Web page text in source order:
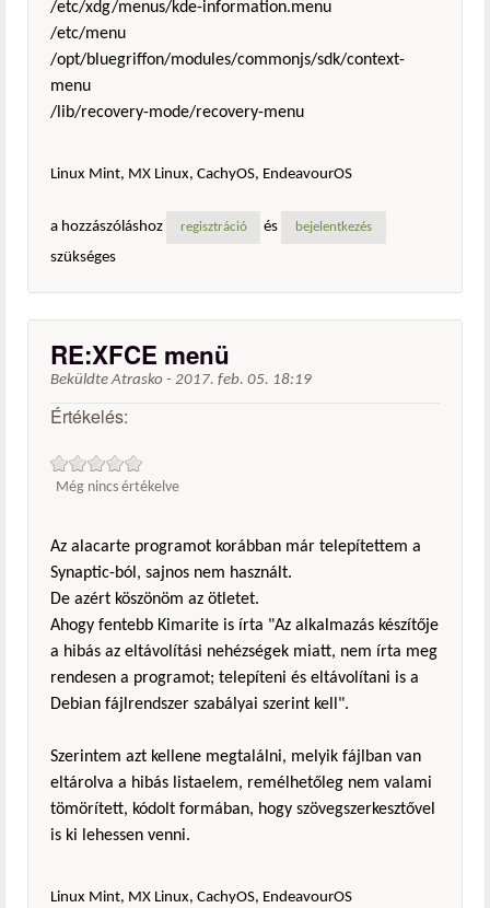
/etc/xdg/menus/kde-information.menu
/etc/menu
/opt/bluegriffon/modules/commonjs/sdk/context-
menu
/lib/recovery-mode/recovery-menu
Linux Mint, MX Linux, CachyOS, EndeavourOS
a hozzászóláshoz regisztráció és bejelentkezés
szükséges
RE:XFCE menü
BeküldteAtrasko - 2017. feb. 05. 18:19
Értékelés:
Még nincs értékelve
Az alacarte programot korábban már telepítettem a
Synaptic-ból, sajnos nem használt.
De azért köszönöm az ötletet.
Ahogy fentebb Kimarite is írta "Az alkalmazás készítője
a hibás az eltávolítási nehézségek miatt, nem írta meg
rendesen a programot; telepíteni és eltávolítani is a
Debian fájlrendszer szabályai szerint kell".
Szerintem azt kellene megtalálni, melyik fájlban van
eltárolva a hibás listaelem, remélhetőleg nem valami
tömörített, kódolt formában, hogy szövegszerkesztővel
is ki lehessen venni.
Linux Mint, MX Linux, CachyOS, EndeavourOS